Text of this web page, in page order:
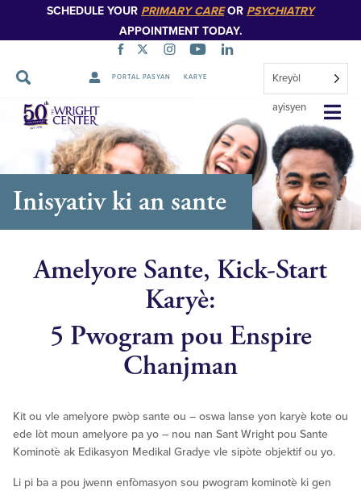
SCHEDULE YOUR PRIMARY CAREOR PSYCHIATRY
APPOINTMENT TODAY.
PORTAL PASYAN KARYE Kreyòl
ayisyen
Sote
Navigasyon
Inisyativ ki an sante
Amelyore Sante, Kick-Start
Karyè:
5 Pwogram pou Enspire
Chanjman
Kit ou vle amelyore pwòp sante ou – oswa lanse yon karyè kote ou
ede lòt moun amelyore pa yo – nou nan Sant Wright pou Sante
Kominotè ak Edikasyon Medikal Gradye vle sipòte objektif ou yo.
Li pi ba a pou jwenn enfòmasyon sou pwogram kominotè ki gen